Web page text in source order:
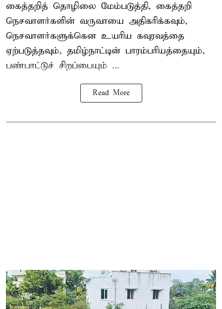
கைத்தறித் தொழிலை மேம்படுத்தி, கைத்தறி
நெசவாளர்களின் வருவாயை அதிகரிக்கவும்,
நெசவாளர்களுக்கென உயரிய கவுரவத்தை
ஏற்படுத்தவும், தமிழ்நாட்டின் பாரம்பரியத்தையும்,
பண்பாட்டுச் சிறப்பையும் ...
Read More